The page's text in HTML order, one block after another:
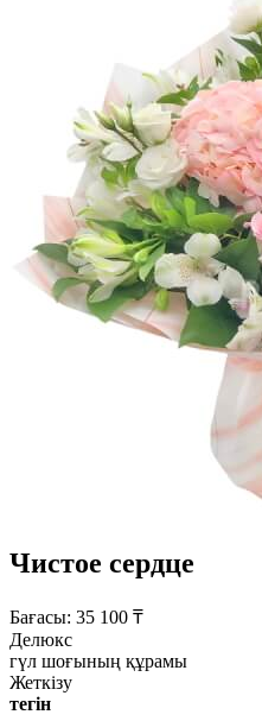
Чистое сердце
Бағасы: 35 100 ₸
Делюкс
гүл шоғының құрамы
Жеткізу
тегін